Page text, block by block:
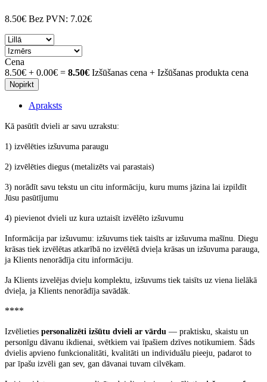
8.50€ Bez PVN: 7.02€
Cena
8.50€ + 0.00€ = 8.50€ Izšūšanas cena + Izšūšanas produkta cena
Nopirkt
Apraksts
Kā pasūtīt dvieli ar savu uzrakstu:
1) izvēlēties izšuvuma paraugu
2) izvēlēties diegus (metalizēts vai parastais)
3) norādīt savu tekstu un citu informāciju, kuru mums jāzina lai izpildīt
Jūsu pasūtījumu
4) pievienot dvieli uz kura uztaisīt izvēlēto izšuvumu
Informācija par izšuvumu: izšuvums tiek taisīts ar izšuvuma mašīnu. Diegu
krāsas tiek izvēlētas atkarībā no izvēlētā dvieļa krāsas un izšuvuma parauga,
ja Klients nenorādīja citu informāciju.
Ja Klients izvelējas dvieļu komplektu, izšuvums tiek taisīts uz viena lielākā
dvieļa, ja Klients nenorādīja savādāk.
****
Izvēlieties personalizēti izšūtu dvieli ar vārdu — praktisku, skaistu un
personīgu dāvanu ikdienai, svētkiem vai īpašiem dzīves notikumiem. Šāds
dvielis apvieno funkcionalitāti, kvalitāti un individuālu pieeju, padarot to
par īpašu izvēli gan sev, gan dāvanai tuvam cilvēkam.